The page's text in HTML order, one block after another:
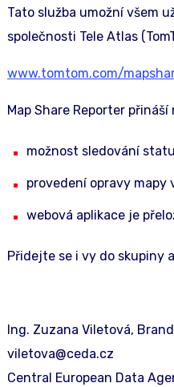
Tato služba umožní všem
společnosti Tele Atlas
www.tomtom.com/
Map Share Reporter
možnost sledování
provedení opravy mapy
webová aplikace je
Přidejte se i vy do
Ing. Zuzana Viletová,
viletova@ceda.cz
Central European Data